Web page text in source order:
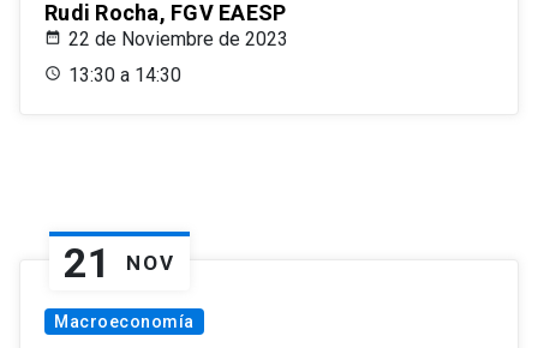
Rudi Rocha, FGV EAESP
22 de Noviembre de 2023
13:30 a 14:30
21 NOV
Macroeconomía